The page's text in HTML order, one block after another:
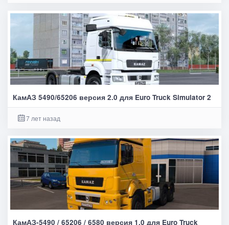
КамАЗ 5490/65206 версия 2.0 для Euro Truck Simulator 2
7 лет назад
КамАЗ-5490 / 65206 / 6580 версия 1.0 для Euro Truck